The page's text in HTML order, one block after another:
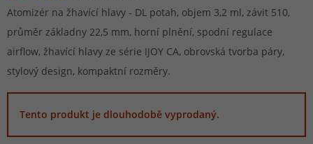
Atomizér na žhavící hlavy - DL potah, objem 3,2 ml, závit 510,
průměr základny 22,5 mm, horní plnění, spodní regulace
airflow, žhavící hlavy ze série IJOY CA, obrovská tvorba páry,
stylový design, kompaktní rozměry.
Tento produkt je dlouhodobě vyprodaný.